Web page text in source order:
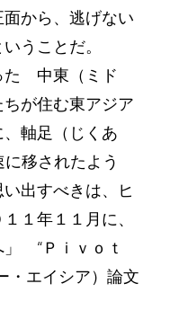
から、逃げない
うことだ。
た 中東（ミド
が住む東アジア
、軸足（じくあ
移されたよう
出すべきは、ヒ
１年１１月に、
」 “Ｐｉｖｏｔ
・エイシア）論文